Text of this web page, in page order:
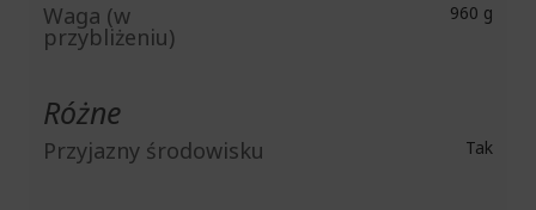
Waga (w
przybliżeniu)
960 g
Różne
Przyjazny środowisku Tak